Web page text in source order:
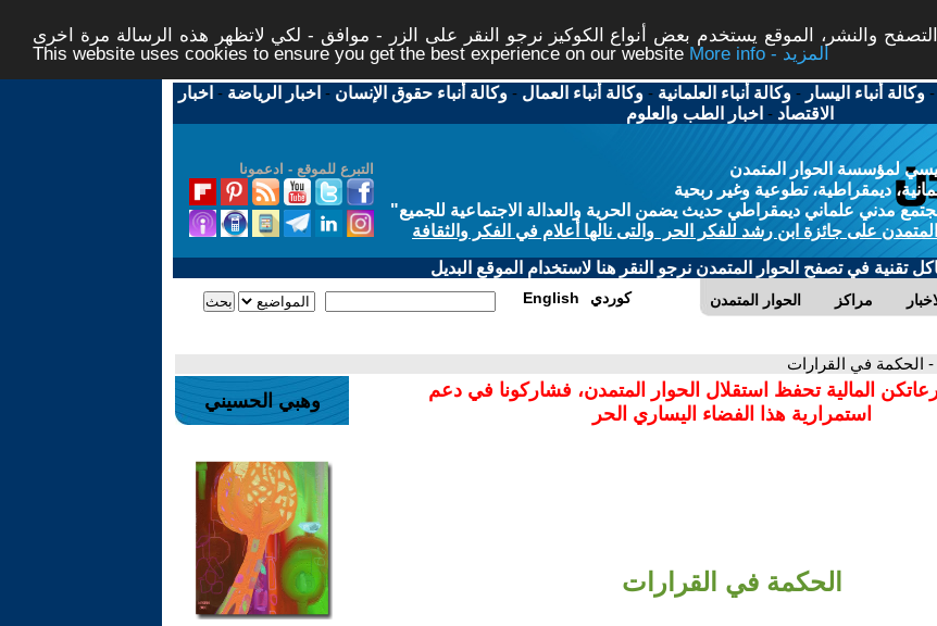
والنشر، الموقع يستخدم بعض أنواع الكوكيز نرجو النقر على الزر - موافق - لكي لاتظهر هذه الرسالة مرة اخرى -
This website uses cookies to ensure you get the best experience on our website
More info - المزيد
-وكالة أنباء اليسار -وكالة أنباء العلمانية -وكالة أنباء العمال -وكالة أنباء حقوق الإنسان - اخبار الرياضة - اخبار
الاقتصاد - اخبار الطب والعلوم
التبرع للموقع - ادعمونا
لمؤسسة الحوار المتمدن
ديمقراطية، تطوعية وغير ربحية
مدني علماني ديمقراطي حديث يضمن الحرية والعدالة الاجتماعية للجميع"
على جائزة ابن رشد للفكر الحر والتى نالها أعلام في الفكر والثقافة
تقنية في تصفح الحوار المتمدن نرجو النقر هنا لاستخدام الموقع البديل
الحوار المتمدن مراكز English كوردي
- الحكمة في القرارات
المالية تحفظ استقلال الحوار المتمدن، فشاركونا في دعم
استمرارية هذا الفضاء اليساري الحر
الحكمة في القرارات
وهبي الحسيني